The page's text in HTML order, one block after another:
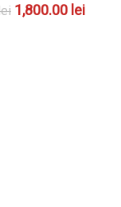
1,800.00 lei